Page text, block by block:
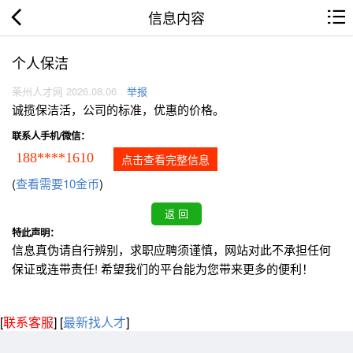
信息内容
个人保洁
莱州人才网 2026.08.06 举报
诚揽保洁活，公司的标准，优惠的价格。
联系人手机/微信：
188****1610 点击查看完整信息
(查看需要10金币)
特此声明：
信息真伪请自行辨别，求职应聘须谨慎，网站对此不承担任何
保证或连带责任! 希望我们的平台能为您带来更多的便利！
[联系客服] [最新找人才]